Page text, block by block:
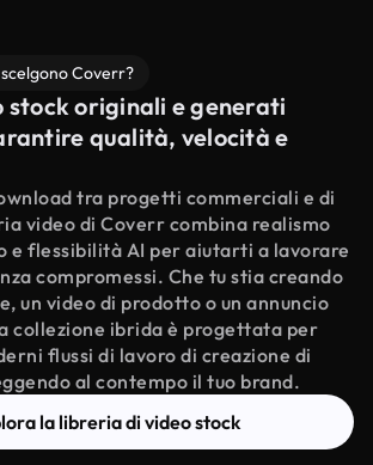
Coverr?
stock originali e generati
qualità, velocità e
tra progetti commerciali e di
video di Coverr combina realismo
e flessibilità AI per aiutarti a lavorare
compromessi. Che tu stia creando
un video di prodotto o un annuncio
collezione ibrida è progettata per
flussi di lavoro di creazione di
al contempo il tuo brand.
la libreria di video stock